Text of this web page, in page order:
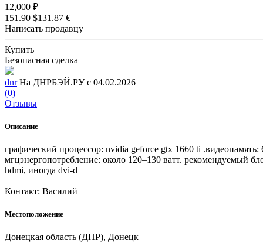
12,000 ₽
151.90 $131.87 €
Написать продавцу
Купить
Безопасная сделка
dnr На ДНРБЭЙ.РУ с 04.02.2026
(0)
Отзывы
Описание
графический процессор: nvidia geforce gtx 1660 ti
мгцэнергопотребление: около 120–130 ватт. рекомендуемый
hdmi, иногда dvi-d
Контакт: Василий
Местоположение
Донецкая область (ДНР), Донецк